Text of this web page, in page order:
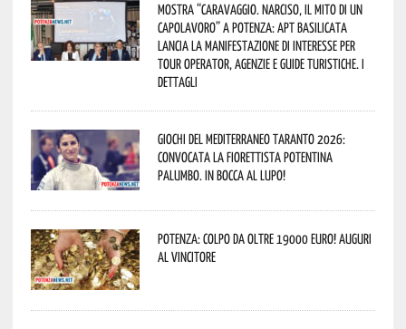
Mostra “Caravaggio. Narciso, il mito di un
capolavoro” a Potenza: APT Basilicata
lancia la manifestazione di interesse per
Tour Operator, Agenzie e Guide Turistiche. I
dettagli
Giochi del Mediterraneo Taranto 2026:
convocata la fiorettista potentina
Palumbo. In bocca al lupo!
Potenza: colpo da oltre 19000 Euro! Auguri
al vincitore